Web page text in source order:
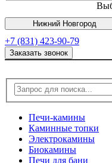
Нижний Новгород
+7 (831) 423-90-79
Заказать звонок
Печи-камины
Каминные топки
Электрокамины
Биокамины
Печи для бани